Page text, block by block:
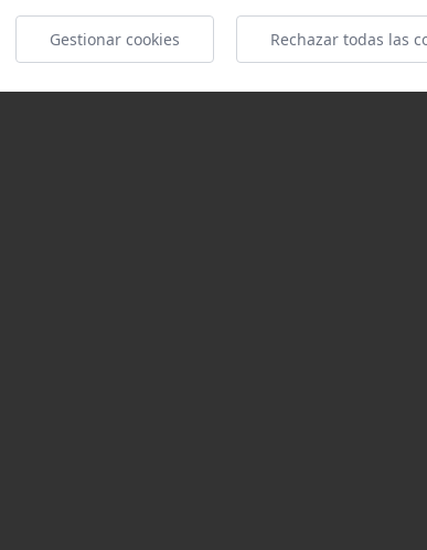
Gestionar cookies Rechazar todas las